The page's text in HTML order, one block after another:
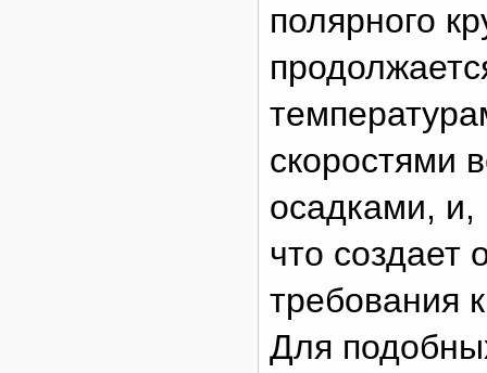
полярного
скоростями
осадками, и,
что создает
требования
Для